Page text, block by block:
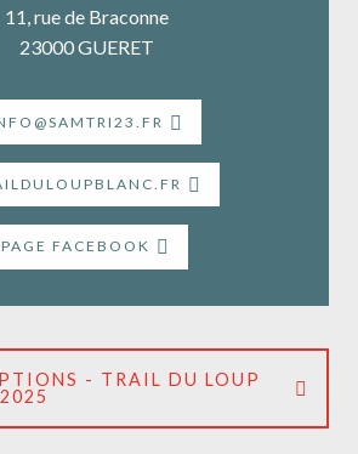
11, rue de Braconne
23000 GUERET
PAGE FACEBOOK
- TRAIL DU LOUP